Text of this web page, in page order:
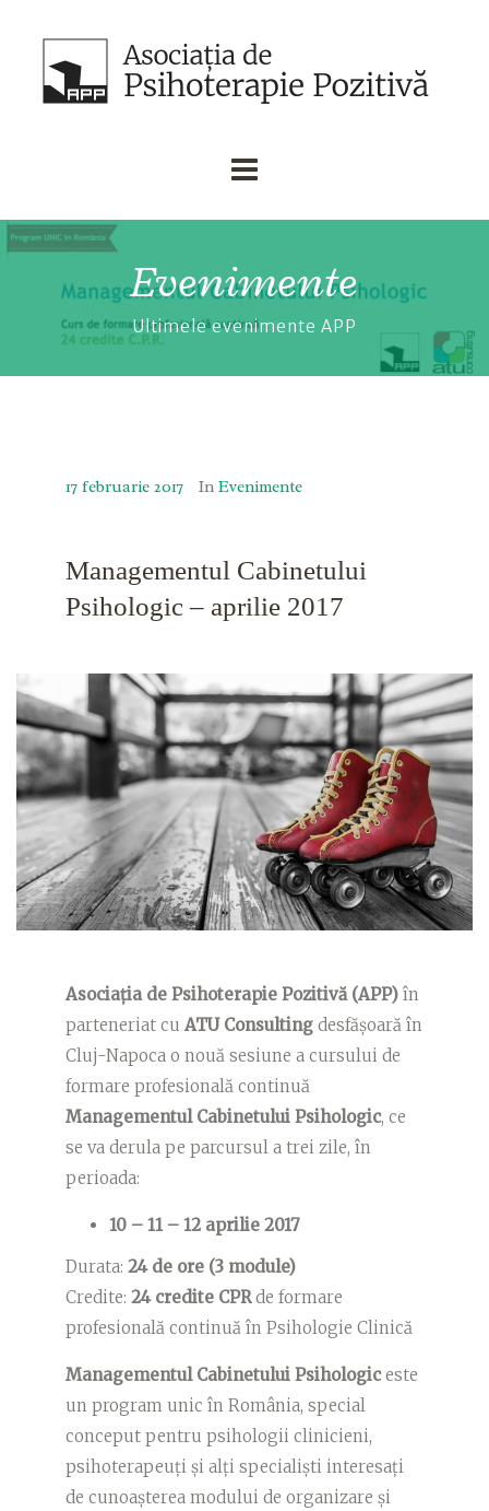
Evenimente
Ultimele evenimente APP
17 februarie 2017 In Evenimente
Managementul Cabinetului
Psihologic – aprilie 2017
Asociația de Psihoterapie Pozitivă (APP) în
parteneriat cu ATU Consulting desfășoară în
Cluj-Napoca o nouă sesiune a cursului de
formare profesională continuă
Managementul Cabinetului Psihologic, ce
se va derula pe parcursul a trei zile, în
perioada:
10 – 11 – 12 aprilie 2017
Durata: 24 de ore (3 module)
Credite: 24 credite CPRde formare
profesională continuă în Psihologie Clinică
Managementul Cabinetului Psihologiceste
un program unic în România, special
conceput pentru psihologii clinicieni,
psihoterapeuți și alți specialiști interesați
de cunoașterea modului de organizare și